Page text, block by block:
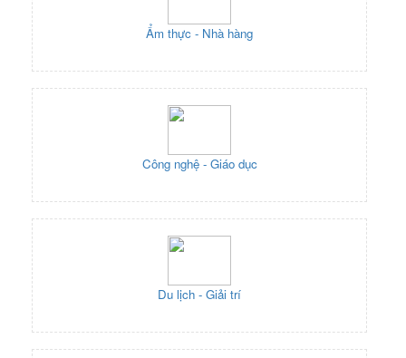
Ẩm thực - Nhà hàng
Công nghệ - Giáo dục
Du lịch - Giải trí